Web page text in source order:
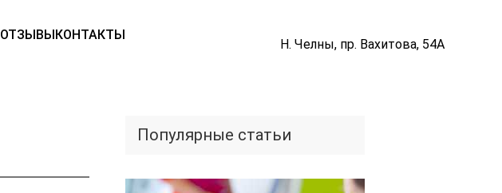
ОТЗЫВЫКОНТАКТЫ
Н. Челны, пр. Вахитова, 54А
Популярные статьи